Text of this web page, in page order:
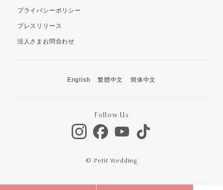
プライバシーポリシー
プレスリリース
法人さまお問合わせ
English 繁體中文 簡体中文
Follow Us
© Petit Wedding